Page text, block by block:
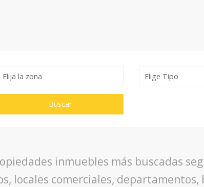
inmuebles más buscadas
locales comerciales,